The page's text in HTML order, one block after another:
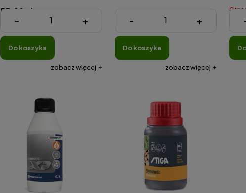
55,00 zł
- +
do koszyka
zobacz więcej
249,00 zł
- +
do koszyka
zobacz więcej
Cena